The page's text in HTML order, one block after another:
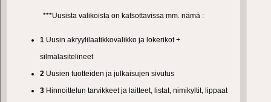
***Uusista valikoista on katsottavissa mm. nämä :
1 Uusin akryylilaatikkovalikko ja lokerikot +
silmälasitelineet
2 Uusien tuotteiden ja julkaisujen sivutus
3 Hinnoittelun tarvikkeet ja laitteet, listat, nimikyltit, lippaat